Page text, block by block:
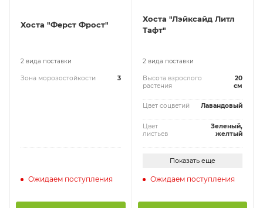
Хоста "Ферст Фрост"
2 вида поставки
Зона морозостойкости 3
Ожидаем поступления
Хоста "Лэйксайд Литл
Тафт"
2 вида поставки
Высота взрослого
растения
20
см
Цвет соцветий Лавандовый
Цвет
листьев
Зеленый,
желтый
Показать еще
Ожидаем поступления